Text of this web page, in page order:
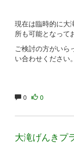
現在は臨時的に大
所も可能となって
ご検討の方がいら
い合わせください。
0 0
大滝げんきプ